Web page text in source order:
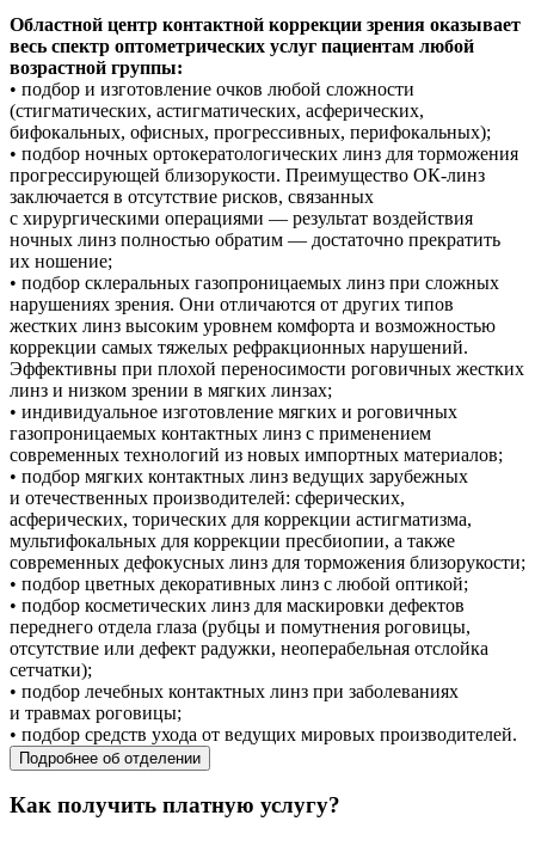
Областной центр контактной коррекции зрения оказывает
весь спектр оптометрических услуг пациентам любой
возрастной группы:
• подбор и изготовление очков любой сложности
(стигматических, астигматических, асферических,
бифокальных, офисных, прогрессивных, перифокальных);
• подбор ночных ортокератологических линз для торможения
прогрессирующей близорукости. Преимущество ОК-линз
заключается в отсутствие рисков, связанных
с хирургическими операциями — результат воздействия
ночных линз полностью обратим — достаточно прекратить
их ношение;
• подбор склеральных газопроницаемых линз при сложных
нарушениях зрения. Они отличаются от других типов
жестких линз высоким уровнем комфорта и возможностью
коррекции самых тяжелых рефракционных нарушений.
Эффективны при плохой переносимости роговичных жестких
линз и низком зрении в мягких линзах;
• индивидуальное изготовление мягких и роговичных
газопроницаемых контактных линз с применением
современных технологий из новых импортных материалов;
• подбор мягких контактных линз ведущих зарубежных
и отечественных производителей: сферических,
асферических, торических для коррекции астигматизма,
мультифокальных для коррекции пресбиопии, а также
современных дефокусных линз для торможения близорукости;
• подбор цветных декоративных линз с любой оптикой;
• подбор косметических линз для маскировки дефектов
переднего отдела глаза (рубцы и помутнения роговицы,
отсутствие или дефект радужки, неоперабельная отслойка
сетчатки);
• подбор лечебных контактных линз при заболеваниях
и травмах роговицы;
• подбор средств ухода от ведущих мировых производителей.
Подробнее об отделении
Как получить платную услугу?